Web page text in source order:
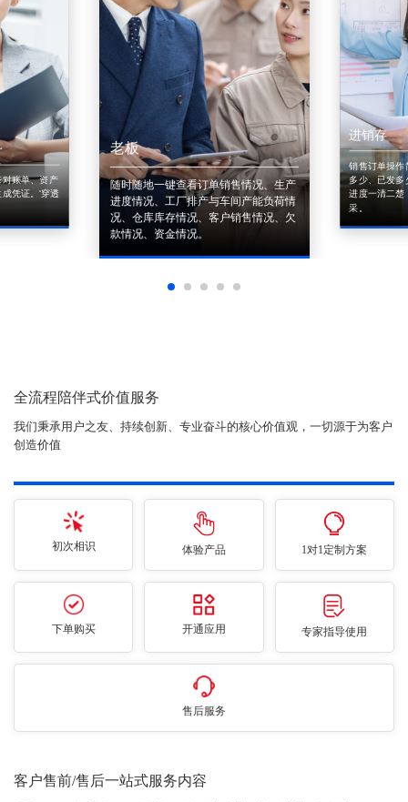
账单、资产
凭证。'穿透
老板
随时随地一键查看订单销售情况、生产
进度情况、工厂排产与车间产能负荷情
况、仓库库存情况、客户销售情况、欠
款情况、资金情况。
进销存
销售订单操作
多少、已发多
进度一清二楚
采。
全流程陪伴式价值服务
我们秉承用户之友、持续创新、专业奋斗的核心价值观，一切源于为客户
创造价值
初次相识 体验产品 1对1定制方案
下单购买 开通应用 专家指导使用
售后服务
客户售前/售后一站式服务内容